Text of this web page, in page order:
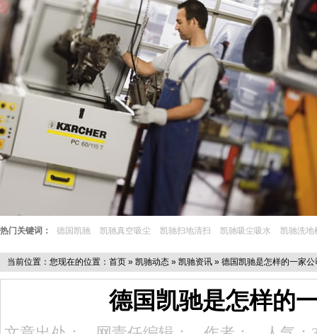
热门关键词： 德国凯驰 凯驰真空吸尘 凯驰扫地清扫 凯驰吸尘吸水 凯驰洗地
当前位置：您现在的位置： 首页 » 凯驰动态 » 凯驰资讯 » 德国凯驰是怎样的一家公
德国凯驰是怎样的